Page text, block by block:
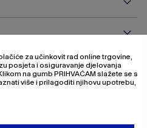
O
Pravila o privatnosti
za učinkovit rad online trgovine,
posjeta i osiguravanje djelovanja
na gumb PRIHVAĆAM slažete se s
više i prilagoditi njihovu upotrebu,